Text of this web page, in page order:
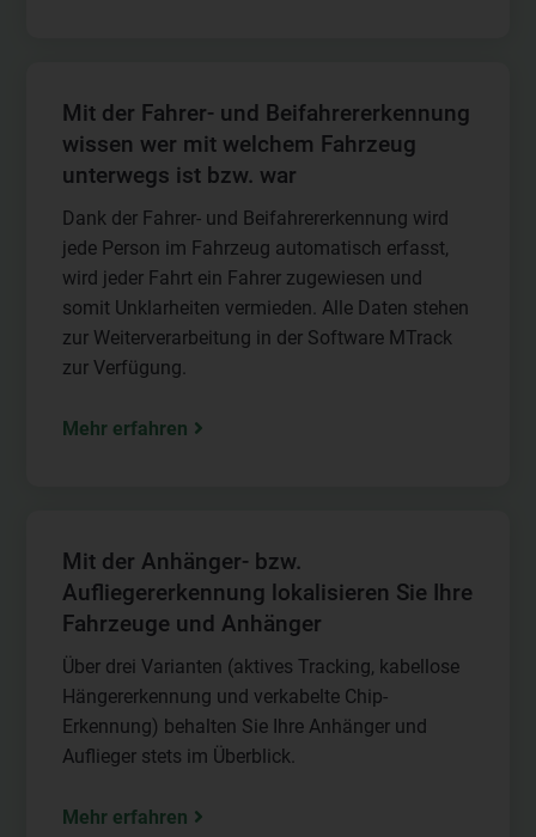
Mit der Fahrer- und Beifahrererkennung
wissen wer mit welchem Fahrzeug
unterwegs ist bzw. war
Dank der Fahrer- und Beifahrererkennung wird
jede Person im Fahrzeug automatisch erfasst,
wird jeder Fahrt ein Fahrer zugewiesen und
somit Unklarheiten vermieden. Alle Daten stehen
zur Weiterverarbeitung in der Software MTrack
zur Verfügung.
Mehr erfahren
Mit der Anhänger- bzw.
Aufliegererkennung lokalisieren Sie Ihre
Fahrzeuge und Anhänger
Über drei Varianten (aktives Tracking, kabellose
Hängererkennung und verkabelte Chip-
Erkennung) behalten Sie Ihre Anhänger und
Auflieger stets im Überblick.
Mehr erfahren